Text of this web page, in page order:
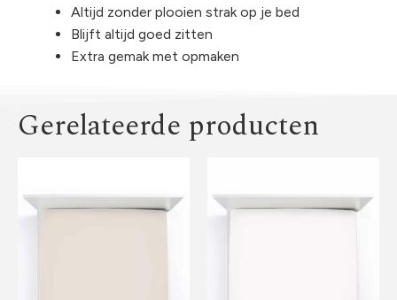
Altijd zonder plooien strak op je bed
Blijft altijd goed zitten
Extra gemak met opmaken
Gerelateerde producten